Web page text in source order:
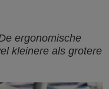
ergonomische
kleinere als grotere